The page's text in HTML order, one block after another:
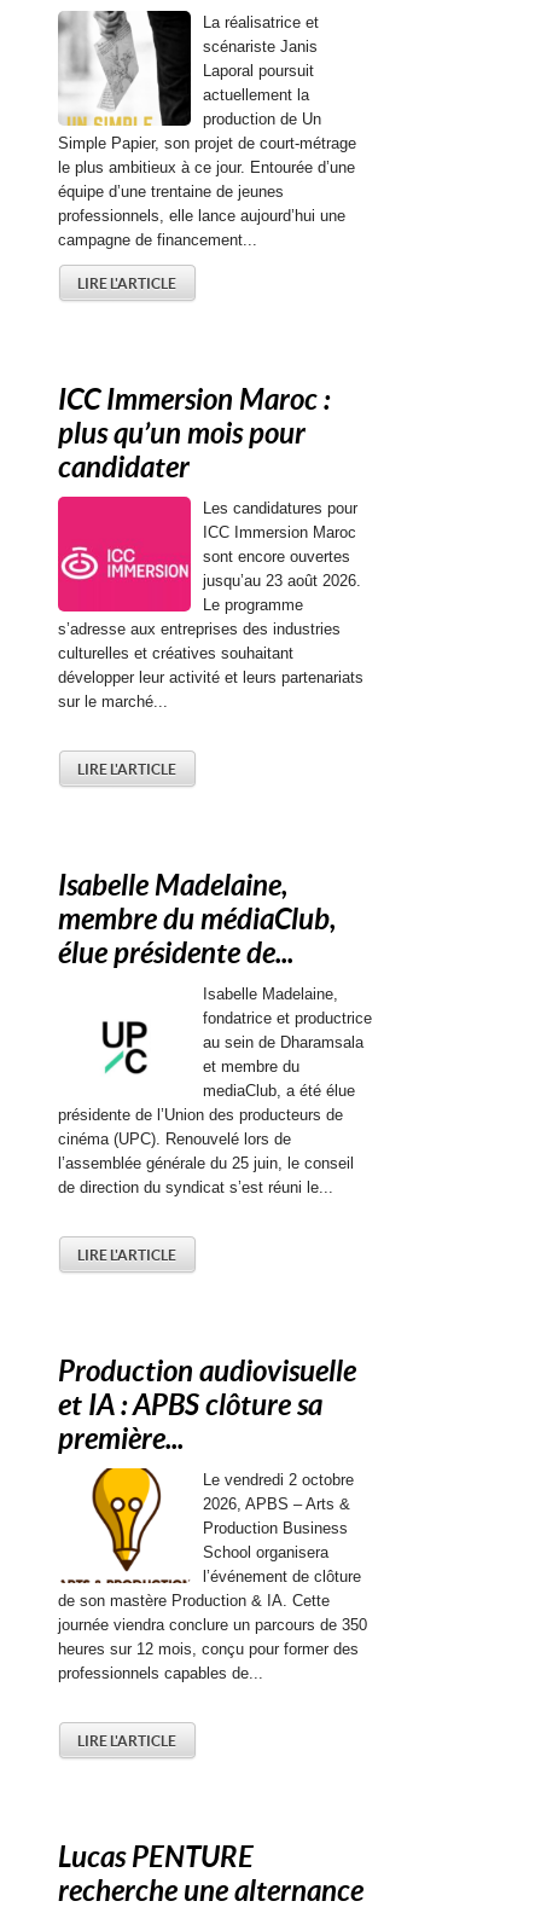
La réalisatrice et
scénariste Janis
Laporal poursuit
actuellement la
production de Un
Simple Papier, son projet de court-métrage
le plus ambitieux à ce jour. Entourée d’une
équipe d’une trentaine de jeunes
professionnels, elle lance aujourd’hui une
campagne de financement...
LIRE L'ARTICLE
ICC Immersion Maroc :
plus qu’un mois pour
candidater
Les candidatures pour
ICC Immersion Maroc
sont encore ouvertes
jusqu’au 23 août 2026.
Le programme
s’adresse aux entreprises des industries
culturelles et créatives souhaitant
développer leur activité et leurs partenariats
sur le marché...
LIRE L'ARTICLE
Isabelle Madelaine,
membre du médiaClub,
élue présidente de...
Isabelle Madelaine,
fondatrice et productrice
au sein de Dharamsala
et membre du
mediaClub, a été élue
présidente de l’Union des producteurs de
cinéma (UPC). Renouvelé lors de
l’assemblée générale du 25 juin, le conseil
de direction du syndicat s’est réuni le...
LIRE L'ARTICLE
Production audiovisuelle
et IA : APBS clôture sa
première...
Le vendredi 2 octobre
2026, APBS – Arts &
Production Business
School organisera
l’événement de clôture
de son mastère Production & IA. Cette
journée viendra conclure un parcours de 350
heures sur 12 mois, conçu pour former des
professionnels capables de...
LIRE L'ARTICLE
Lucas PENTURE
recherche une alternance